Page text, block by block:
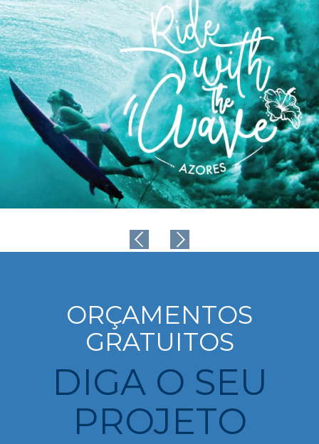
ORÇAMENTOS
GRATUITOS
DIGA O SEU
PROJETO